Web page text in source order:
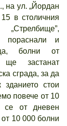
на ул. „Йордан
в столичния
пораснали и
болни от
ще застанат
сграда, за да
зданието стои
повече от 10
се от дневен
10 000 болни